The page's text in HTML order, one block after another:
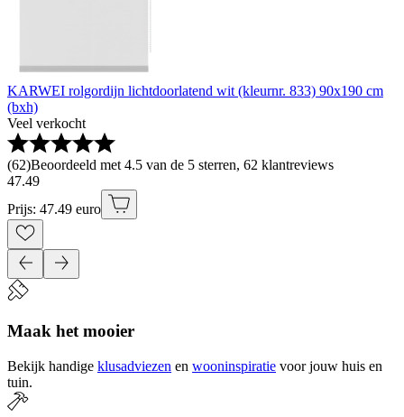
KARWEI rolgordijn lichtdoorlatend wit (kleurnr. 833) 90x190 cm
(bxh)
Veel verkocht
(62)Beoordeeld met 4.5 van de 5 sterren, 62 klantreviews
47.49
Prijs: 47.49 euro
Maak het mooier
Bekijk handige klusadviezen en wooninspiratie voor jouw huis en
tuin.